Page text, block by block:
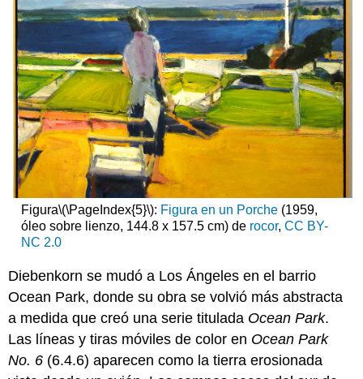
Figura\(\PageIndex{5}\): Figura en un Porche(1959,
óleo sobre lienzo, 144.8 x 157.5 cm) de rocor, CC BY-
NC 2.0
Diebenkorn se mudó a Los Ángeles en el barrio
Ocean Park, donde su obra se volvió más abstracta
a medida que creó una serie titulada Ocean Park.
Las líneas y tiras móviles de color en Ocean Park
No. 6 (6.4.6) aparecen como la tierra erosionada